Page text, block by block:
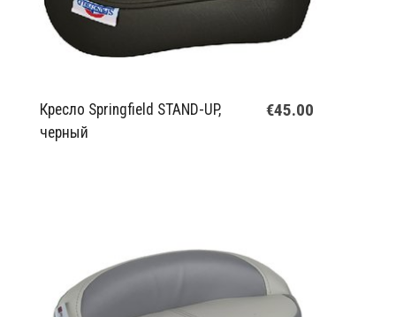
Кресло Springfield STAND-UP,
черный
€45.00